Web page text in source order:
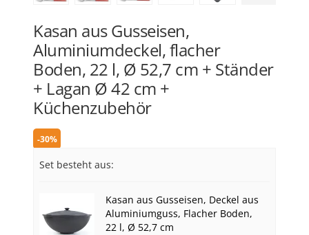
Kasan aus Gusseisen,
Aluminiumdeckel, flacher
Boden, 22 l, Ø 52,7 cm + Ständer
+ Lagan Ø 42 cm +
Küchenzubehör
-30%
Set besteht aus:
Kasan aus Gusseisen, Deckel aus
Aluminiumguss, Flacher Boden,
22 l, Ø 52,7 cm